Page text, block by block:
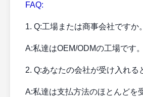
FAQ:
1. Q:工場または商事会社ですか。
A:私達はOEM/ODMの工場です。
2. Q:あなたの会社が受け入れる
A:私達は支払方法のほとんどを